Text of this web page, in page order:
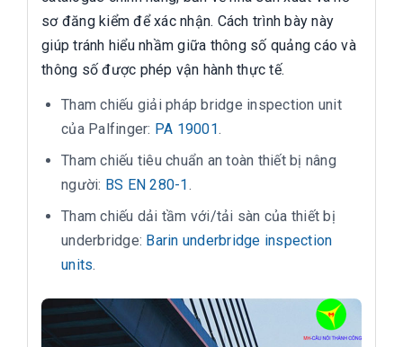
sơ đăng kiểm để xác nhận. Cách trình bày này
giúp tránh hiểu nhầm giữa thông số quảng cáo và
thông số được phép vận hành thực tế.
Tham chiếu giải pháp bridge inspection unit
của Palfinger: PA 19001.
Tham chiếu tiêu chuẩn an toàn thiết bị nâng
người: BS EN 280-1 .
Tham chiếu dải tầm với/tải sàn của thiết bị
underbridge: Barin underbridge inspection
units.